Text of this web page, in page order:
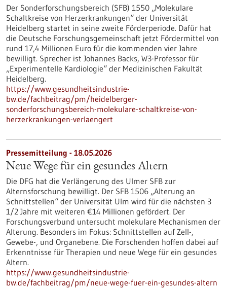
Der Sonderforschungsbereich (SFB) 1550 „Molekulare
Schaltkreise von Herzerkrankungen“ der Universität
Heidelberg startet in seine zweite Förderperiode. Dafür hat
die Deutsche Forschungsgemeinschaft jetzt Fördermittel von
rund 17,4 Millionen Euro für die kommenden vier Jahre
bewilligt. Sprecher ist Johannes Backs, W3-Professor für
„Experimentelle Kardiologie“ der Medizinischen Fakultät
Heidelberg.
https://www.gesundheitsindustrie-
bw.de/fachbeitrag/pm/heidelberger-
sonderforschungsbereich-molekulare-schaltkreise-von-
herzerkrankungen-verlaengert
Pressemitteilung - 18.05.2026
Neue Wege für ein gesundes Altern
Die DFG hat die Verlängerung des Ulmer SFB zur
Alternsforschung bewilligt. Der SFB 1506 „Alterung an
Schnittstellen“ der Universität Ulm wird für die nächsten 3
1/2 Jahre mit weiteren €14 Millionen gefördert. Der
Forschungsverbund untersucht molekulare Mechanismen der
Alterung. Besonders im Fokus: Schnittstellen auf Zell-,
Gewebe-​, und Organebene. Die Forschenden hoffen dabei auf
Erkenntnisse für Therapien und neue Wege für ein gesundes
Altern.
https://www.gesundheitsindustrie-
bw.de/fachbeitrag/pm/neue-wege-fuer-ein-gesundes-altern